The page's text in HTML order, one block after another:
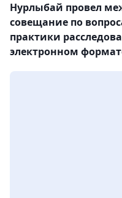
Нурлыбай провел
совещание по
практики
электронном